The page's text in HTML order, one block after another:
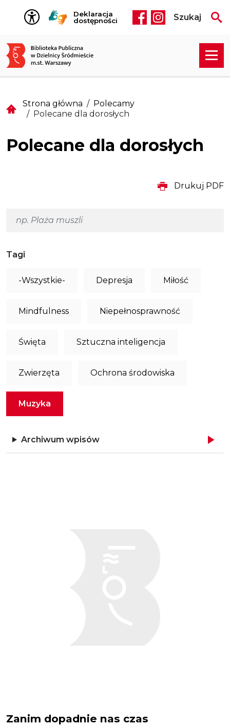
Przejdź do treści
Deklaracja
dostępności
Social media
Szukaj
Strona główna
Polecamy
Polecane dla dorosłych
Polecane dla dorosłych
Drukuj PDF
Tagi
-Wszystkie- Depresja Miłość
Mindfulness Niepełnosprawność
Święta Sztuczna inteligencja
Zwierzęta Ochrona środowiska
Muzyka
Archiwum wpisów
Zanim dopadnie nas czas